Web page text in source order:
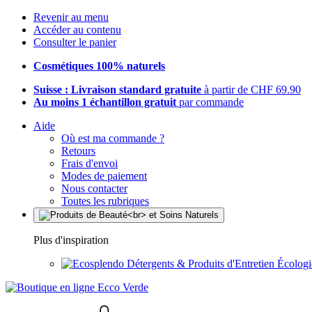
Revenir au menu
Accéder au contenu
Consulter le panier
Cosmétiques 100% naturels
Suisse : Livraison standard gratuite à partir de CHF 69.90
Au moins 1 échantillon gratuit par commande
Aide
Où est ma commande ?
Retours
Frais d'envoi
Modes de paiement
Nous contacter
Toutes les rubriques
Plus d'inspiration
Détergents & Produits d'Entretien